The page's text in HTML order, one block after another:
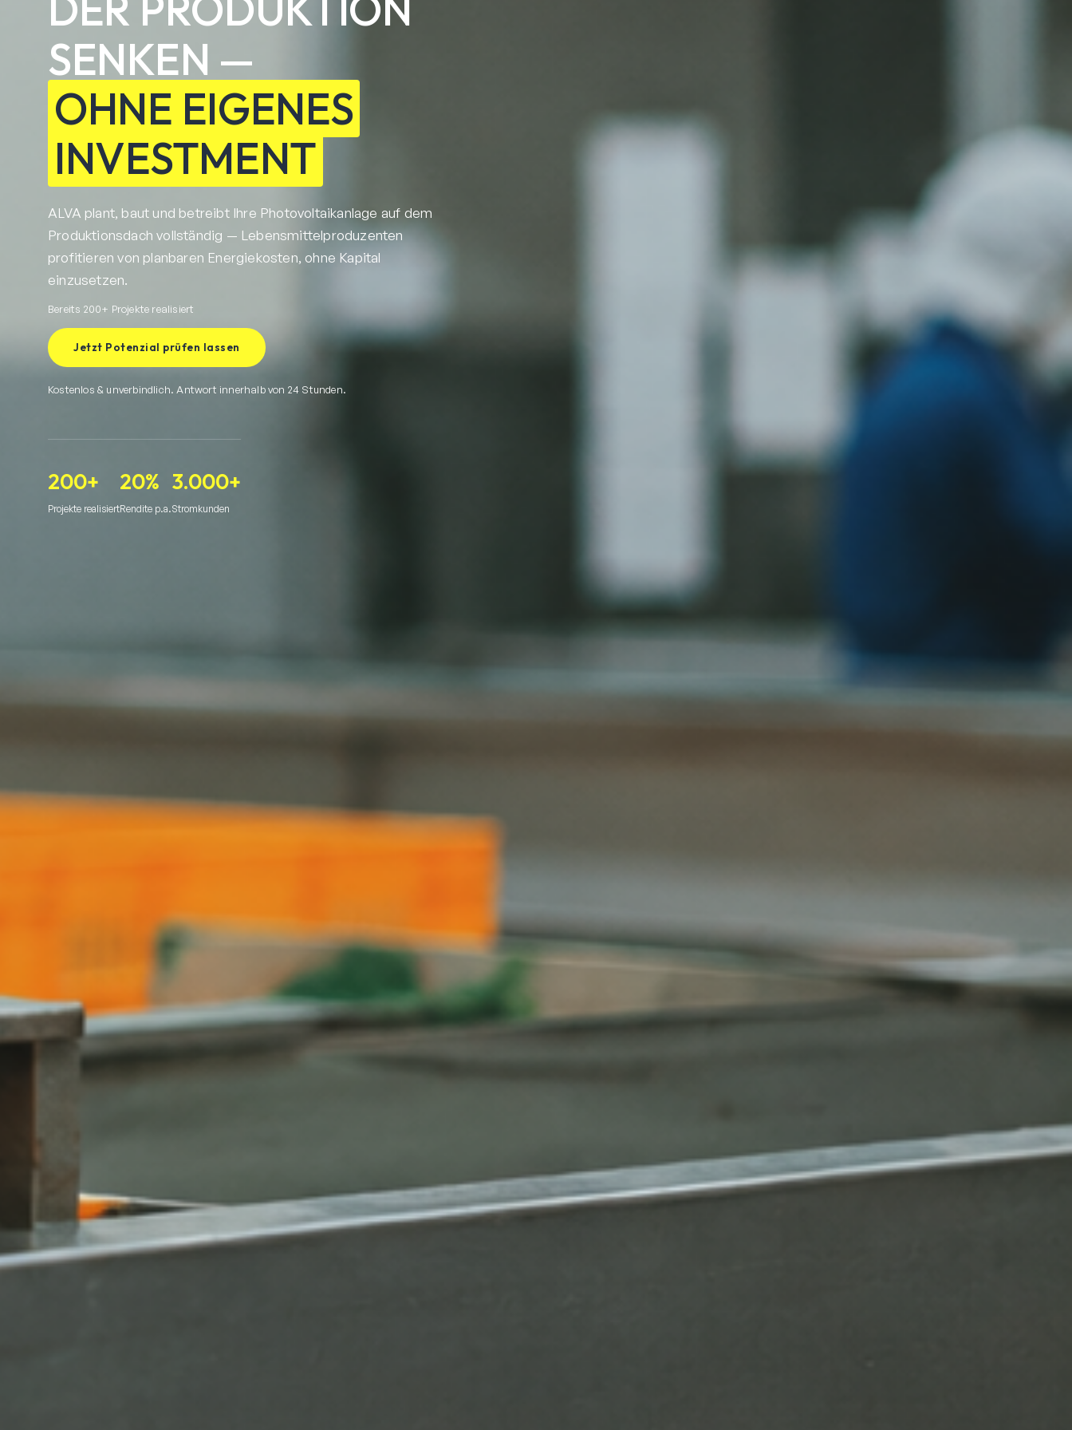
SENKEN —
OHNE EIGENES
INVESTMENT
ALVA plant, baut und betreibt Ihre Photovoltaikanlage auf dem
Produktionsdach vollständig — Lebensmittelproduzenten
profitieren von planbaren Energiekosten, ohne Kapital
einzusetzen.
Bereits 200+ Projekte realisiert
Jetzt Potenzial prüfen lassen
Kostenlos & unverbindlich. Antwort innerhalb von 24 Stunden.
200+
Projekte realisiert
20%
Rendite p.a.
3.000+
Stromkunden